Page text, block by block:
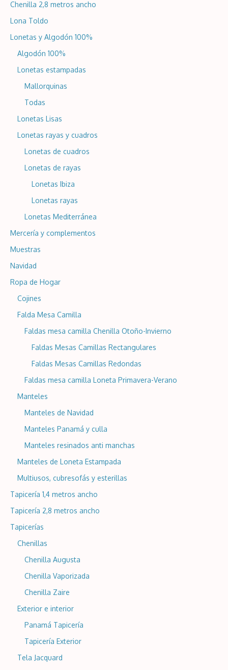
Chenilla 2,8 metros ancho
Lona Toldo
Lonetas y Algodón 100%
Algodón 100%
Lonetas estampadas
Mallorquinas
Todas
Lonetas Lisas
Lonetas rayas y cuadros
Lonetas de cuadros
Lonetas de rayas
Lonetas Ibiza
Lonetas rayas
Lonetas Mediterránea
Mercería y complementos
Muestras
Navidad
Ropa de Hogar
Cojines
Falda Mesa Camilla
Faldas mesa camilla Chenilla Otoño-Invierno
Faldas Mesas Camillas Rectangulares
Faldas Mesas Camillas Redondas
Faldas mesa camilla Loneta Primavera-Verano
Manteles
Manteles de Navidad
Manteles Panamá y culla
Manteles resinados anti manchas
Manteles de Loneta Estampada
Multiusos, cubresofás y esterillas
Tapicería 1,4 metros ancho
Tapicería 2,8 metros ancho
Tapicerías
Chenillas
Chenilla Augusta
Chenilla Vaporizada
Chenilla Zaire
Exterior e interior
Panamá Tapicería
Tapicería Exterior
Tela Jacquard